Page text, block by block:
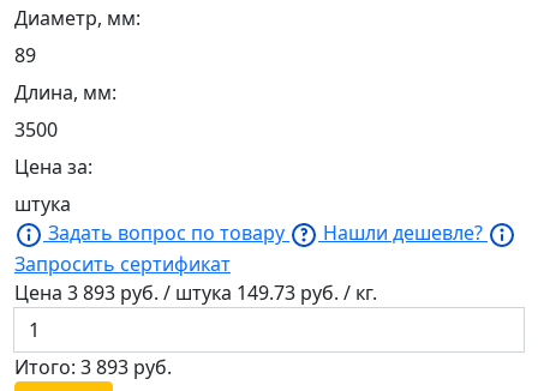
Диаметр, мм:
89
Длина, мм:
3500
Цена за:
штука
Задать вопрос по товару
Нашли дешевле?
Запросить сертификат
Цена 3 893 руб. / штука 149.73 руб. / кг.
Итого: 3 893 руб.